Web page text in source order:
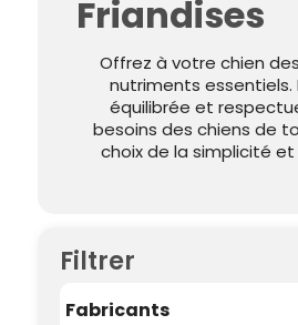
Friandises
Offrez à votre chien
nutriments
équilibrée et
besoins des chiens de
choix de la simplicité
Filtrer
Fabricants